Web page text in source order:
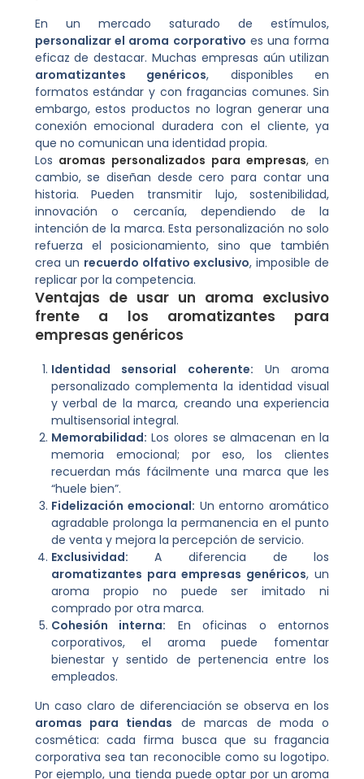
En un mercado saturado de estímulos,
personalizar el aroma corporativo es una forma
eficaz de destacar. Muchas empresas aún utilizan
aromatizantes genéricos, disponibles en
formatos estándar y con fragancias comunes. Sin
embargo, estos productos no logran generar una
conexión emocional duradera con el cliente, ya
que no comunican una identidad propia.
Los aromas personalizados para empresas,en
cambio, se diseñan desde cero para contar una
historia. Pueden transmitir lujo, sostenibilidad,
innovación o cercanía, dependiendo de la
intención de la marca. Esta personalización no solo
refuerza el posicionamiento, sino que también
crea un recuerdo olfativo exclusivo, imposible de
replicar por la competencia.
Ventajas de usar un aroma exclusivo
frente a los aromatizantes para
empresas genéricos
Identidad sensorial coherente: Un aroma
personalizado complementa la identidad visual
y verbal de la marca, creando una experiencia
multisensorial integral.
Memorabilidad: Los olores se almacenan en la
memoria emocional; por eso, los clientes
recuerdan más fácilmente una marca que les
“huele bien”.
Fidelización emocional: Un entorno aromático
agradable prolonga la permanencia en el punto
de venta y mejora la percepción de servicio.
Exclusividad: A diferencia de los
aromatizantes para empresas genéricos, un
aroma propio no puede ser imitado ni
comprado por otra marca.
Cohesión interna: En oficinas o entornos
corporativos, el aroma puede fomentar
bienestar y sentido de pertenencia entre los
empleados.
Un caso claro de diferenciación se observa en los
aromas para tiendas de marcas de moda o
cosmética: cada firma busca que su fragancia
corporativa sea tan reconocible como su logotipo.
Por ejemplo, una tienda puede optar por un aroma